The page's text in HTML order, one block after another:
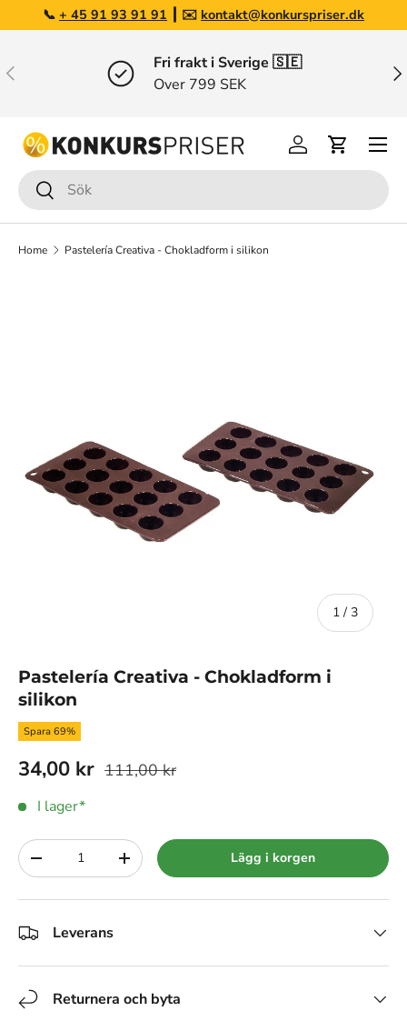
Gå till innehållet
📞 + 45 91 93 91 91 ┃ ✉️ kontakt@konkurspriser.dk
Tidigare
Fri frakt i Sverige 🇸🇪
Over 799 SEK
Sök
Sök
Logga inVarukorg
Menu
Home Pastelería Creativa - Chokladform i silikon
1 / av
3
Pastelería Creativa - Chokladform i
silikon
Spara 69%
34,00 kr 111,00 kr
I lager*
Siffra
-
+ Lägg i korgen
Leverans
Returnera och byta